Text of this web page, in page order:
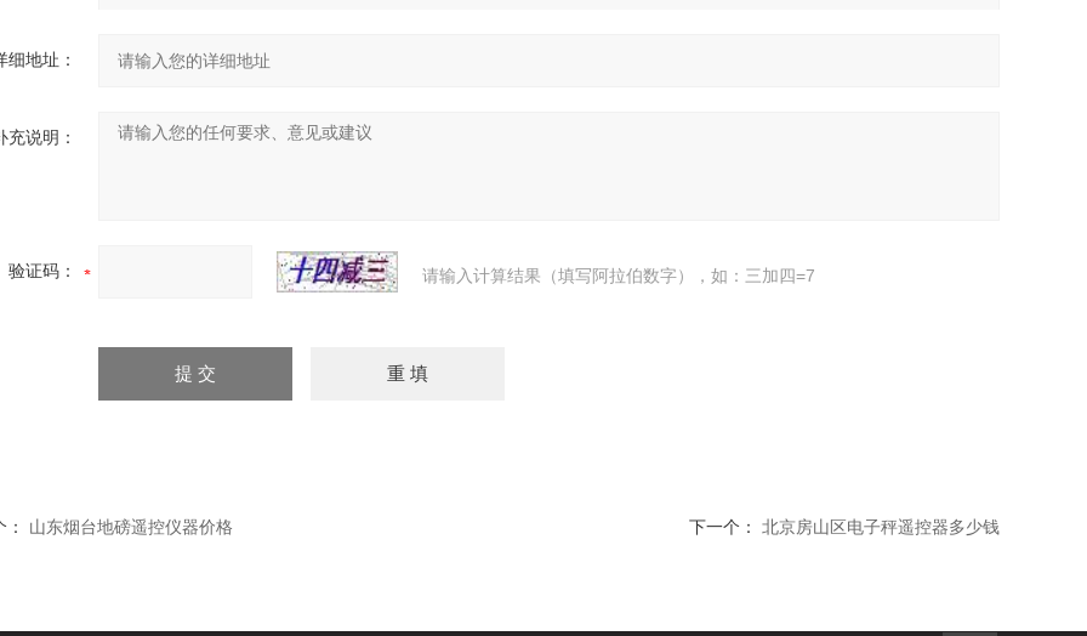
细地址：
充说明：
验证码： 请输入计算结果（填写阿拉伯数字），如：三加四=7
山东烟台地磅遥控仪器价格 下一个： 北京房山区电子秤遥控器多少钱